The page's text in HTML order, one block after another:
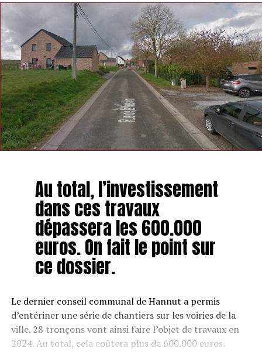
Au total, l’investissement
dans ces travaux
dépassera les 600.000
euros. On fait le point sur
ce dossier.
Le dernier conseil communal de Hannut a permis
d’entériner une série de chantiers sur les voiries de la
ville. 28 tronçons vont ainsi faire l’objet de travaux en
2024. Au total, cela coûtera plus de 600.000 euros.